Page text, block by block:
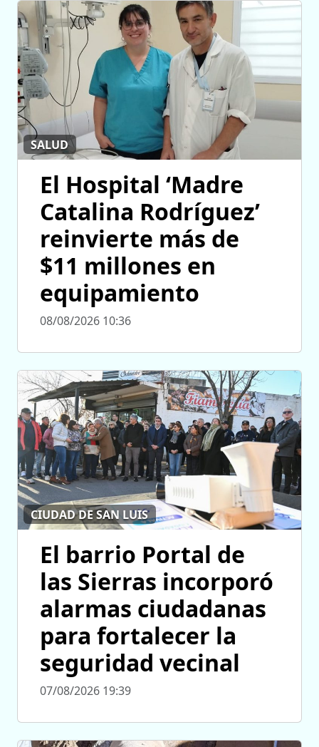
SALUD
El Hospital ‘Madre
Catalina Rodríguez’
reinvierte más de
$11 millones en
equipamiento
08/08/2026 10:36
CIUDAD DE SAN LUIS
El barrio Portal de
las Sierras incorporó
alarmas ciudadanas
para fortalecer la
seguridad vecinal
07/08/2026 19:39